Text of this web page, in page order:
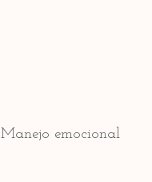
Manejo emocional